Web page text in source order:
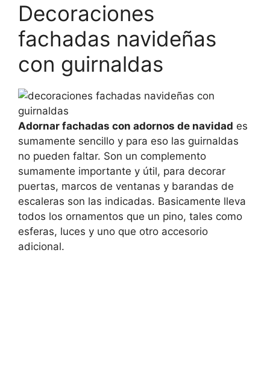
Decoraciones
fachadas navideñas
con guirnaldas
Adornar fachadas con adornos de navidad es
sumamente sencillo y para eso las guirnaldas
no pueden faltar. Son un complemento
sumamente importante y útil, para decorar
puertas, marcos de ventanas y barandas de
escaleras son las indicadas. Basicamente lleva
todos los ornamentos que un pino, tales como
esferas, luces y uno que otro accesorio
adicional.